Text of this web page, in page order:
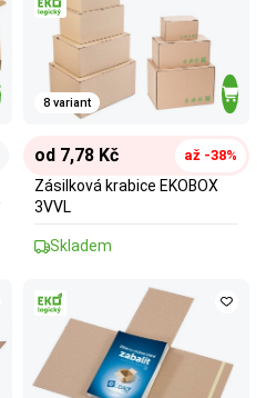
8 variant
od 7,78 Kč až -38%
Zásilková krabice EKOBOX
3VVL
Skladem